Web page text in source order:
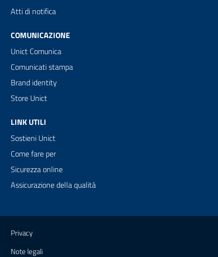
Atti di notifica
COMUNICAZIONE
Unict Comunica
Comunicati stampa
Brand identity
Store Unict
LINK UTILI
Sostieni Unict
Come fare per
Sicurezza online
Assicurazione della qualità
Link e informazioni utili
Privacy
Note legali